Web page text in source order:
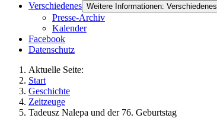
Verschiedenes Weitere Informationen: Verschiedenes
Presse-Archiv
Kalender
Facebook
Datenschutz
Aktuelle Seite:
Start
Geschichte
Zeitzeuge
Tadeusz Nalepa und der 76. Geburtstag